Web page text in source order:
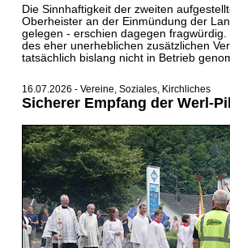
Die Sinnhaftigkeit der zweiten
Oberheister an der Einmündung der
gelegen - erschien dagegen
des eher unerheblichen zusätzlichen
tatsächlich bislang nicht in Betrieb
16.07.2026 - Vereine, Soziales, Kirchliches
Sicherer Empfang der Werl-